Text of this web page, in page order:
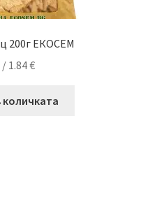
200г ЕКОСЕМ
/ 1.84 €
количката